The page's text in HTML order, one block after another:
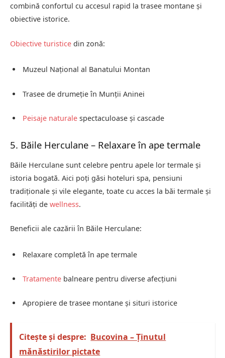
combină confortul cu accesul rapid la trasee montane și
obiective istorice.
Obiective turistice din zonă:
Muzeul Național al Banatului Montan
Trasee de drumeție în Munții Aninei
Peisaje naturale spectaculoase și cascade
5. Băile Herculane – Relaxare în ape termale
Băile Herculane sunt celebre pentru apele lor termale și
istoria bogată. Aici poți găsi hoteluri spa, pensiuni
tradiționale și vile elegante, toate cu acces la băi termale și
facilități de wellness.
Beneficii ale cazării în Băile Herculane:
Relaxare completă în ape termale
Tratamente balneare pentru diverse afecțiuni
Apropiere de trasee montane și situri istorice
Citește și despre: Bucovina – Ținutul
mănăstirilor pictate